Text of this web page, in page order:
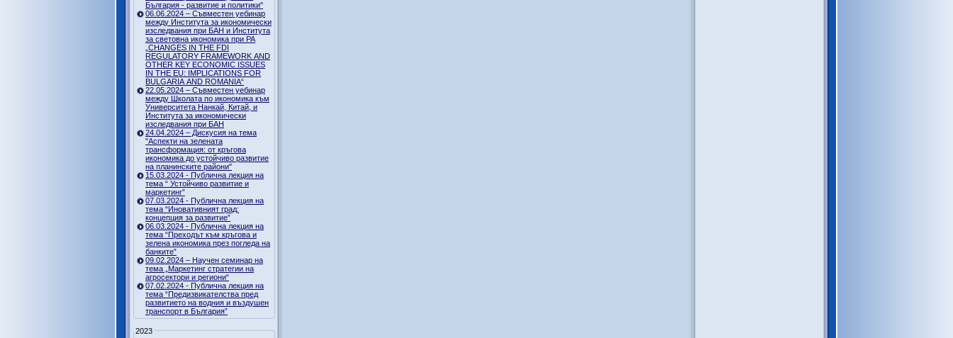
България - развитие и политики"
06.06.2024 – Съвместен уебинар
между Института за икономически
изследвания при БАН и Института
за световна икономика при РА
„CHANGES IN THE FDI
REGULATORY FRAMEWORK AND
OTHER KEY ECONOMIC ISSUES
IN THE EU: IMPLICATIONS FOR
BULGARIA AND ROMANIA“
22.05.2024 – Съвместен уебинар
между Школата по икономика към
Университета Нанкай, Китай, и
Института за икономически
изследвания при БАН
24.04.2024 – Дискусия на тема
"Аспекти на зелената
трансформация: от кръгова
икономика до устойчиво развитие
на планинските райони"
15.03.2024 - Публична лекция на
тема “ Устойчиво развитие и
маркетинг”
07.03.2024 - Публична лекция на
тема “Иновативният град:
концепция за развитие”
06.03.2024 - Публична лекция на
тема “Преходът към кръгова и
зелена икономика през погледа на
банките”
09.02.2024 – Научен семинар на
тема „Маркетинг стратегии на
агросектори и региони“
07.02.2024 - Публична лекция на
тема “Предизвикателства пред
развитието на водния и въздушен
транспорт в България”
2023